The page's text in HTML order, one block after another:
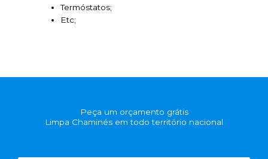
Termóstatos;
Etc;
Peça um orçamento grátis
Limpa Chaminés em todo território nacional